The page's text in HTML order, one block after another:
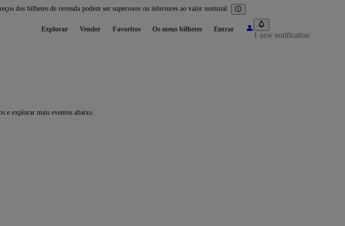
dos bilhetes de revenda podem ser superiores ou inferiores ao valor nominal.
Explorar Vender Favoritos Os meus bilhetes Entrar
1 new notification
e explorar mais eventos abaixo.